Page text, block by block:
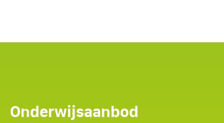
Onderwijsaanbod